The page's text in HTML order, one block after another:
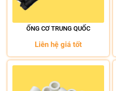
ỐNG CƠ TRUNG QUỐC
Liên hệ giá tốt